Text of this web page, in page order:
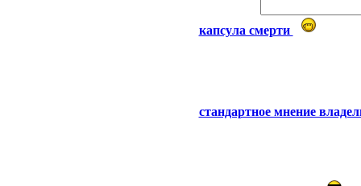
капсула смерти
стандартное мнение